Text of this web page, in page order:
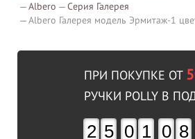
Albero
Серия Галерея
Albero Галерея модель Эрмитаж-1
ПРИ ПОКУПКЕ ОТ
РУЧКИ POLLY В
2 5 0 1 0 8